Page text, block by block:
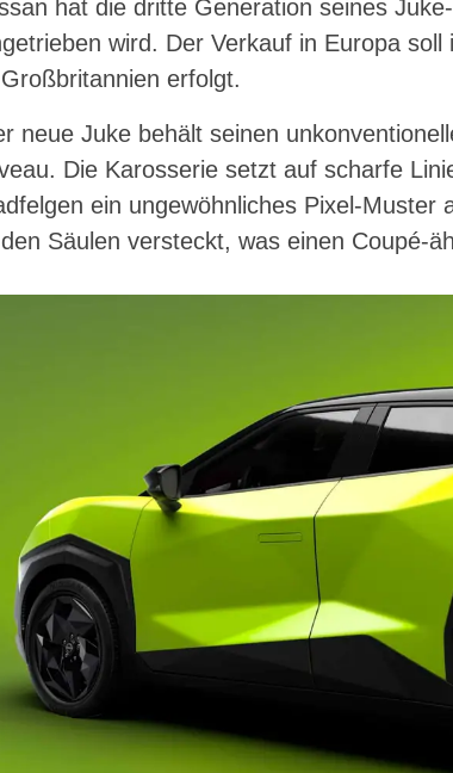
hat die dritte Generation seines
wird. Der Verkauf in Europa
erfolgt.
neue Juke behält seinen
Die Karosserie setzt auf scharfe
ein ungewöhnliches Pixel-
Säulen versteckt, was einen Coupé-